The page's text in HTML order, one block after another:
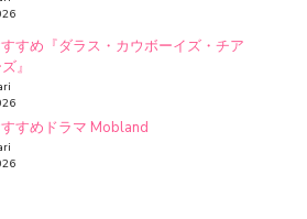
すめ『ダラス・カウボーイズ・チア
』
すめドラマ Mobland